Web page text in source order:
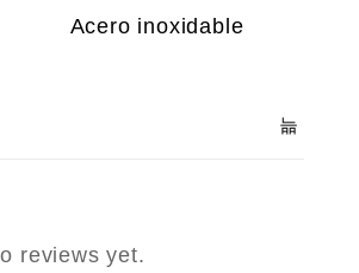
Acero inoxidable
reviews yet.